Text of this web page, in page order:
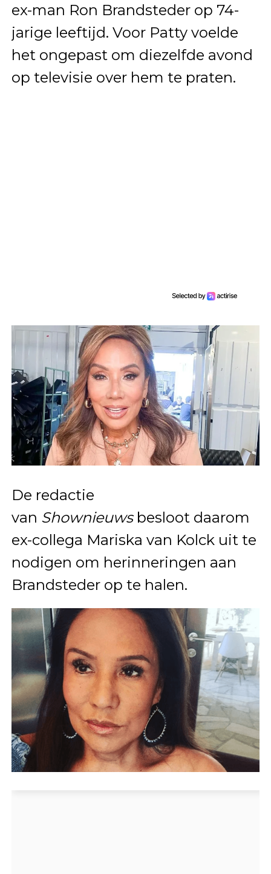
ex-man Ron Brandsteder op 74-
jarige leeftijd. Voor Patty voelde
het ongepast om diezelfde avond
op televisie over hem te praten.
De redactie
van Shownieuwsbesloot daarom
ex-collega Mariska van Kolck uit te
nodigen om herinneringen aan
Brandsteder op te halen.